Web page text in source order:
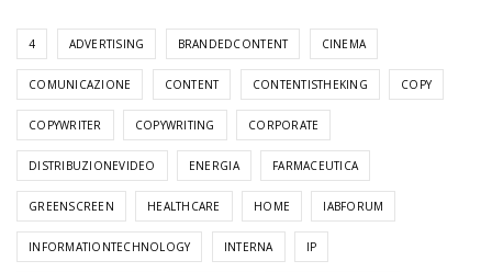
4 ADVERTISING BRANDEDCONTENT CINEMA
COMUNICAZIONE CONTENT CONTENTISTHEKING COPY
COPYWRITER COPYWRITING CORPORATE
DISTRIBUZIONEVIDEO ENERGIA FARMACEUTICA
GREENSCREEN HEALTHCARE HOME IABFORUM
INFORMATIONTECHNOLOGY INTERNA IP